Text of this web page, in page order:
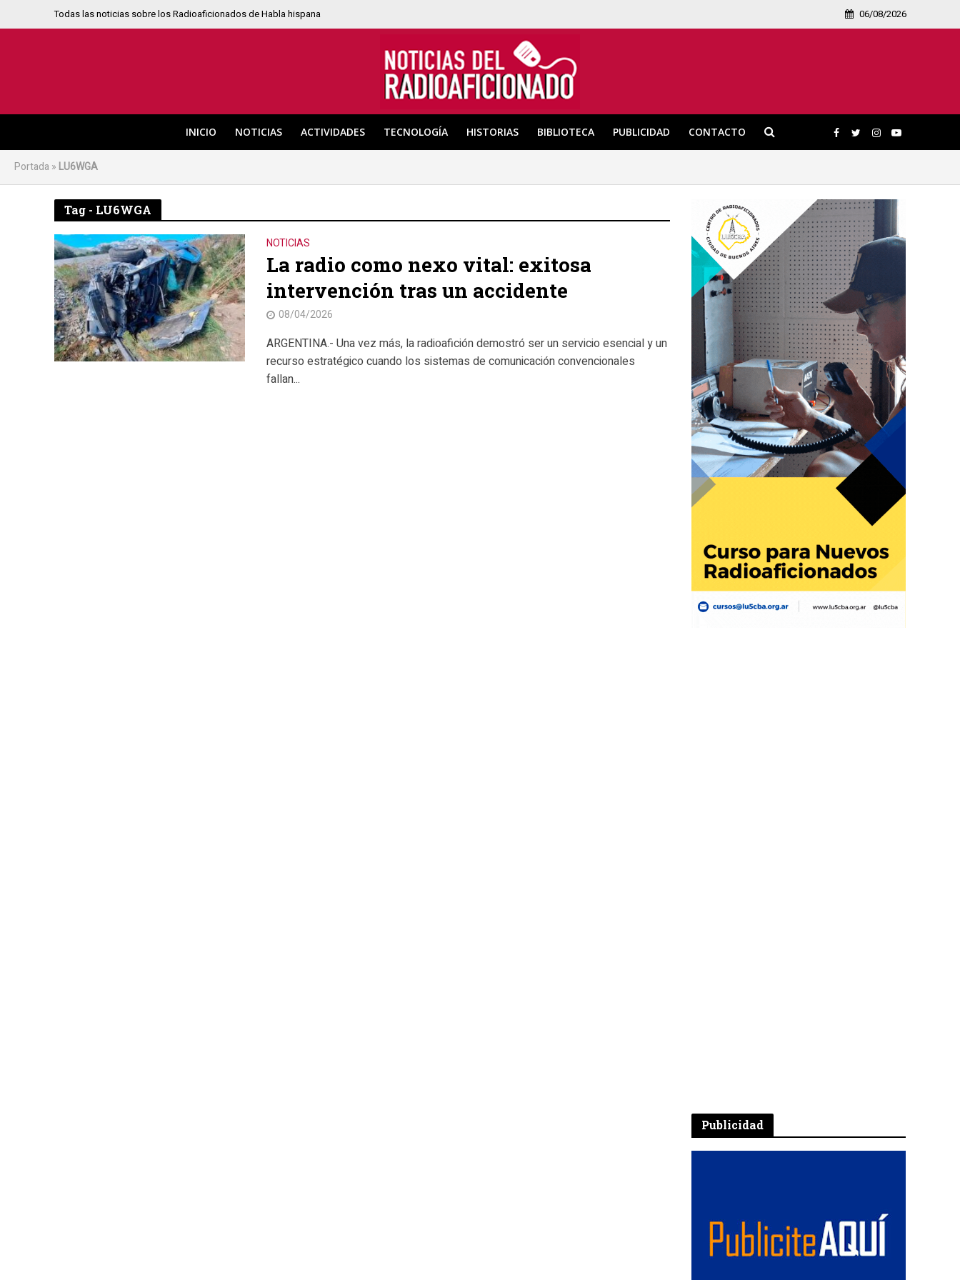
Todas las noticias sobre los Radioaficionados de Habla hispana 06/08/2026
INICIO NOTICIAS ACTIVIDADES TECNOLOGÍA HISTORIAS BIBLIOTECA PUBLICIDAD CONTACTO
Portada » LU6WGA
Tag - LU6WGA
NOTICIAS
La radio como nexo vital: exitosa
intervención tras un accidente
08/04/2026
ARGENTINA.- Una vez más, la radioafición demostró ser un servicio esencial y un
recurso estratégico cuando los sistemas de comunicación convencionales
fallan...
Publicidad